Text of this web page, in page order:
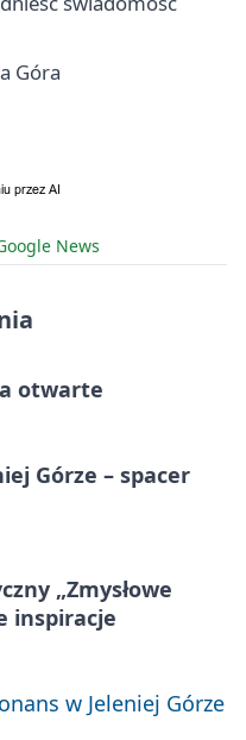
Góra
News
otwarte
Górze – spacer
„Zmysłowe
inspiracje
w Jeleniej Górze